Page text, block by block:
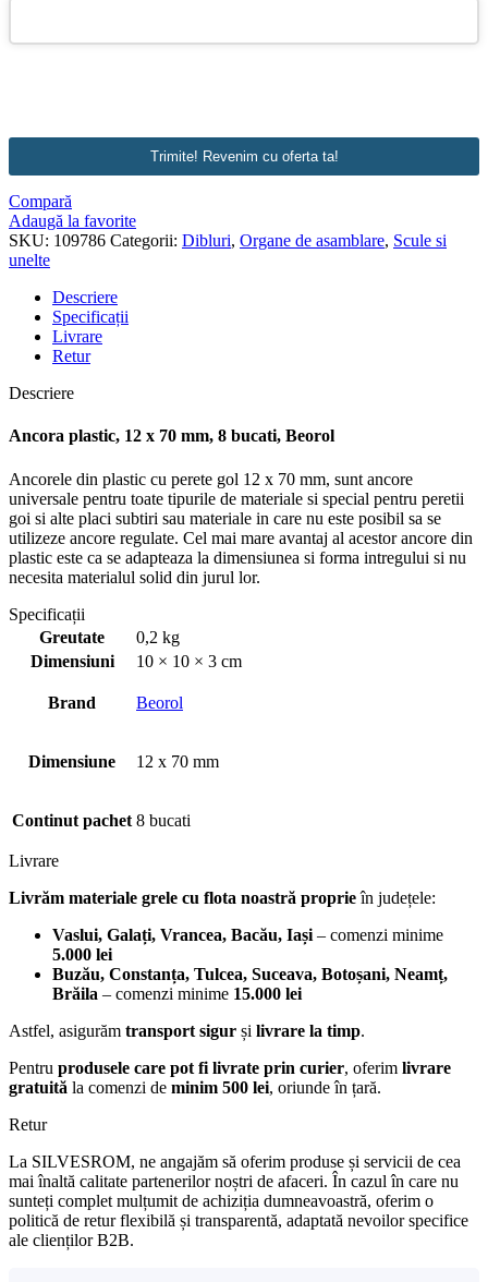
Trimite! Revenim cu oferta ta!
Compară
Adaugă la favorite
SKU: 109786 Categorii: Dibluri, Organe de asamblare, Scule si
unelte
Descriere
Specificații
Livrare
Retur
Descriere
Ancora plastic, 12 x 70 mm, 8 bucati, Beorol
Ancorele din plastic cu perete gol 12 x 70 mm, sunt ancore
universale pentru toate tipurile de materiale si special pentru peretii
goi si alte placi subtiri sau materiale in care nu este posibil sa se
utilizeze ancore regulate. Cel mai mare avantaj al acestor ancore din
plastic este ca se adapteaza la dimensiunea si forma intregului si nu
necesita materialul solid din jurul lor.
Specificații
Greutate
0,2 kg
Dimensiuni
10 × 10 × 3 cm
Brand Beorol
Dimensiune 12 x 70 mm
Continut pachet 8 bucati
Livrare
Livrăm materiale grele cu flota noastră proprieîn județele:
Vaslui, Galați, Vrancea, Bacău, Iași – comenzi minime
5.000 lei
Buzău, Constanța, Tulcea, Suceava, Botoșani, Neamț,
Brăila – comenzi minime 15.000 lei
Astfel, asigurăm transport sigur și livrare la timp.
Pentru produsele care pot fi livrate prin curier, oferim livrare
gratuită la comenzi de minim 500 lei, oriunde în țară.
Retur
La SILVESROM, ne angajăm să oferim produse și servicii de cea
mai înaltă calitate partenerilor noștri de afaceri. În cazul în care nu
sunteți complet mulțumit de achiziția dumneavoastră, oferim o
politică de retur flexibilă și transparentă, adaptată nevoilor specifice
ale clienților B2B.